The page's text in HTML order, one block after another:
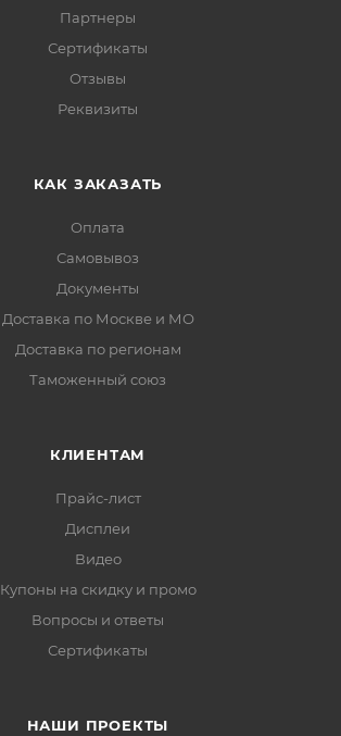
Партнеры
Сертификаты
Отзывы
Реквизиты
КАК ЗАКАЗАТЬ
Оплата
Самовывоз
Документы
Доставка по Москве и МО
Доставка по регионам
Таможенный союз
КЛИЕНТАМ
Прайс-лист
Дисплеи
Видео
Купоны на скидку и промо
Вопросы и ответы
Сертификаты
НАШИ ПРОЕКТЫ